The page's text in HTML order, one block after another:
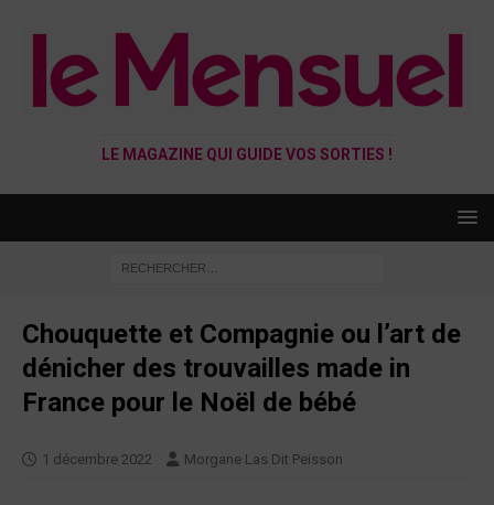
LE MAGAZINE QUI GUIDE VOS SORTIES !
Chouquette et Compagnie ou l’art de
dénicher des trouvailles made in
France pour le Noël de bébé
1 décembre 2022 Morgane Las Dit Peisson